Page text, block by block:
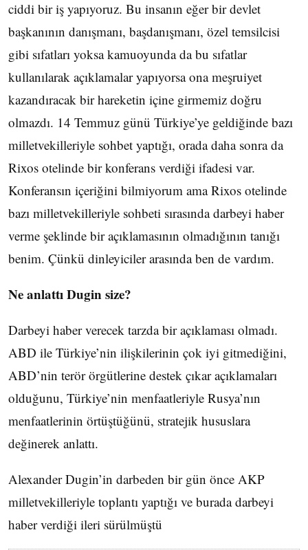
ciddi bir iş yapıyoruz. Bu insanın eğer bir devlet
başkanının danışmanı, başdanışmanı, özel temsilcisi
gibi sıfatları yoksa kamuoyunda da bu sıfatlar
kullanılarak açıklamalar yapıyorsa ona meşruiyet
kazandıracak bir hareketin içine girmemiz doğru
olmazdı. 14 Temmuz günü Türkiye’ye geldiğinde bazı
milletvekilleriyle sohbet yaptığı, orada daha sonra da
Rixos otelinde bir konferans verdiği ifadesi var.
Konferansın içeriğini bilmiyorum ama Rixos otelinde
bazı milletvekilleriyle sohbeti sırasında darbeyi haber
verme şeklinde bir açıklamasının olmadığının tanığı
benim. Çünkü dinleyiciler arasında ben de vardım.
Ne anlattı Dugin size?
Darbeyi haber verecek tarzda bir açıklaması olmadı.
ABD ile Türkiye’nin ilişkilerinin çok iyi gitmediğini,
ABD’nin terör örgütlerine destek çıkar açıklamaları
olduğunu, Türkiye’nin menfaatleriyle Rusya’nın
menfaatlerinin örtüştüğünü, stratejik hususlara
değinerek anlattı.
Alexander Dugin’in darbeden bir gün önce AKP
milletvekilleriyle toplantı yaptığı ve burada darbeyi
haber verdiği ileri sürülmüştü